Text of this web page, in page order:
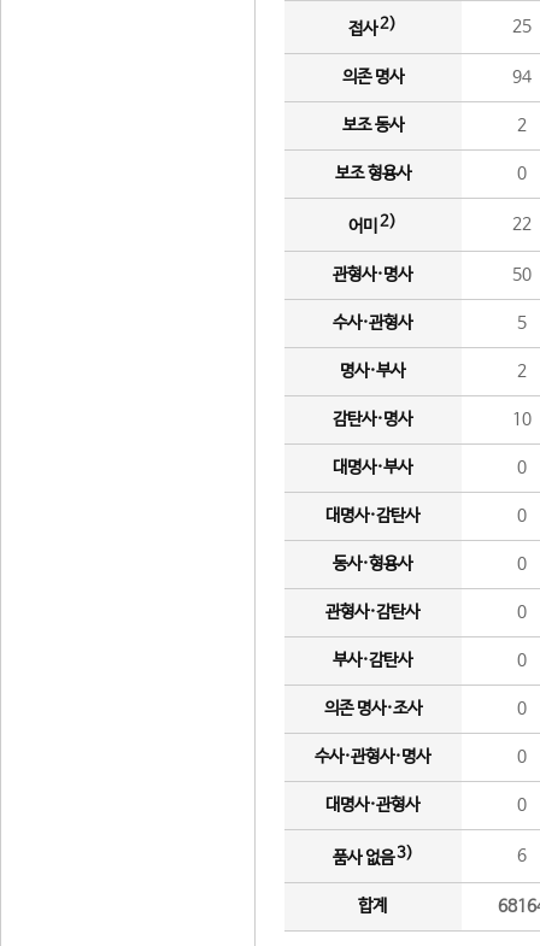
접사2) 25
의존 명사 94
보조 동사 2
보조 형용사 0
어미 2) 22
관형사·명사 50
수사·관형사 5
명사·부사 2
감탄사·명사 10
대명사·부사 0
대명사·감탄사 0
동사·형용사 0
관형사·감탄사 0
부사·감탄사 0
의존 명사·조사 0
수사·관형사·명사 0
대명사·관형사 0
품사 없음3) 6
합계